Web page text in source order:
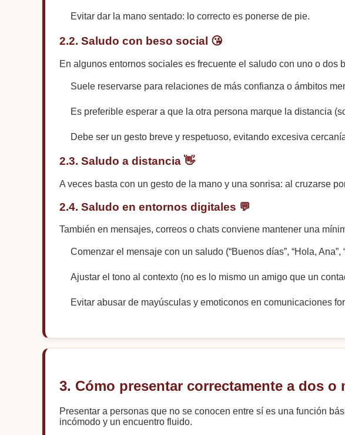
Evitar dar la mano sentado: lo correcto es ponerse de pie.
2.2. Saludo con beso social 😘
En algunos entornos sociales es frecuente el saludo con uno o dos
Suele reservarse para relaciones de más confianza o ámbitos
Es preferible esperar a que la otra persona marque la distancia
Debe ser un gesto breve y respetuoso, evitando excesiva
2.3. Saludo a distancia 👋
A veces basta con un gesto de la mano y una sonrisa: al cruzarse
2.4. Saludo en entornos digitales 💬
También en mensajes, correos o chats conviene mantener una
Comenzar el mensaje con un saludo (“Buenos días”, “Hola,
Ajustar el tono al contexto (no es lo mismo un amigo que un
Evitar abusar de mayúsculas y emoticonos en comunicaciones
3. Cómo presentar correctamente a dos o
Presentar a personas que no se conocen entre sí es una función
incómodo y un encuentro fluido.